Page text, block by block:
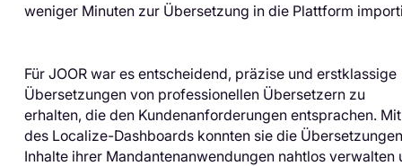
weniger Minuten zur Übersetzung in die Plattform
Für JOOR war es entscheidend, präzise und erstklassige
Übersetzungen von professionellen Übersetzern zu
erhalten, die den Kundenanforderungen entsprachen.
des Localize-Dashboards konnten sie die
Inhalte ihrer Mandantenanwendungen nahtlos verwalten